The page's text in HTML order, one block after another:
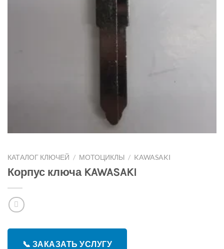
КАТАЛОГ КЛЮЧЕЙ / МОТОЦИКЛЫ / KAWASAKI
Корпус ключа KAWASAKI
📞 ЗАКАЗАТЬ УСЛУГУ